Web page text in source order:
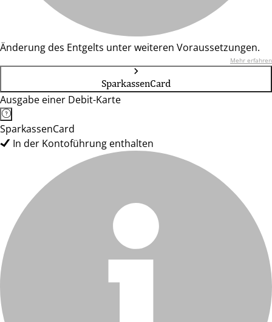
Änderung des Entgelts unter weiteren Voraussetzungen.
Mehr erfahren
SparkassenCard
Ausgabe einer Debit-Karte
SparkassenCard
In der Kontoführung enthalten